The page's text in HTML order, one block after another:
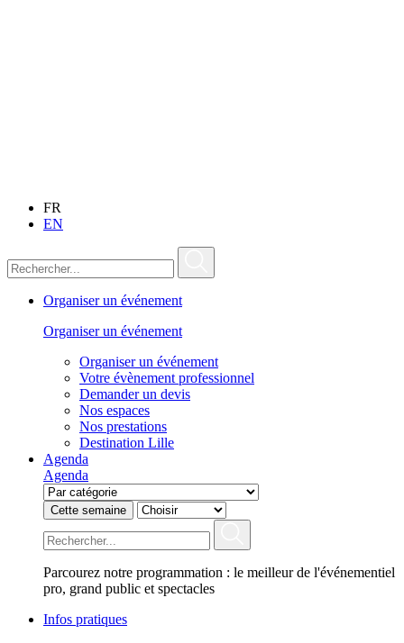
FR
EN
Organiser un événement
Organiser un événement
Organiser un événement
Votre évènement professionnel
Demander un devis
Nos espaces
Nos prestations
Destination Lille
Agenda
Agenda
Cette semaine
Parcourez notre programmation : le meilleur de l'événementiel
pro, grand public et spectacles
Infos pratiques